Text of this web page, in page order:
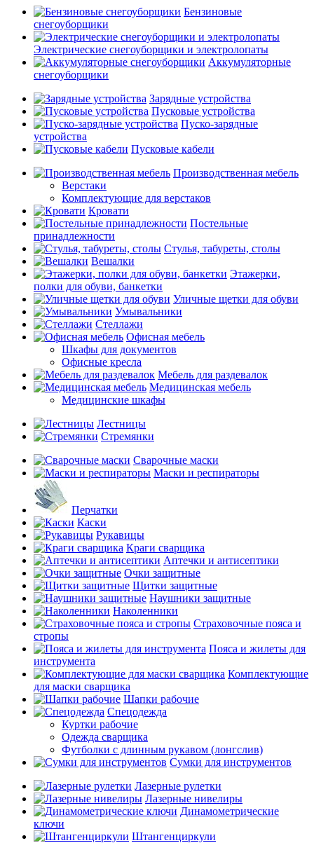
Бензиновые
снегоуборщики
Электрические снегоуборщики и электролопаты
Аккумуляторные
снегоуборщики
Зарядные устройства
Пусковые устройства
Пуско-зарядные
устройства
Пусковые кабели
Производственная мебель
Верстаки
Комплектующие для верстаков
Кровати
Постельные
принадлежности
Стулья, табуреты, столы
Вешалки
Этажерки,
полки для обуви, банкетки
Уличные щетки для обуви
Умывальники
Стеллажи
Офисная мебель
Шкафы для документов
Офисные кресла
Мебель для раздевалок
Медицинская мебель
Медицинские шкафы
Лестницы
Стремянки
Сварочные маски
Маски и респираторы
Перчатки
Каски
Рукавицы
Краги сварщика
Аптечки и антисептики
Очки защитные
Щитки защитные
Наушники защитные
Наколенники
Страховочные пояса и
стропы
Пояса и жилеты для
инструмента
Комплектующие
для маски сварщика
Шапки рабочие
Спецодежда
Куртки рабочие
Одежда сварщика
Футболки с длинным рукавом (лонгслив)
Сумки для инструментов
Лазерные рулетки
Лазерные нивелиры
Динамометрические
ключи
Штангенциркули